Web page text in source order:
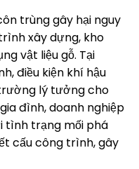
trùng gây hại nguy
xây dựng, kho
vật liệu gỗ. Tại
điều kiện khí hậu
lý tưởng cho
đình, doanh nghiệp
tình trạng mối phá
cấu công trình, gây